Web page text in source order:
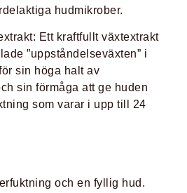
hudmikrober.
: Ett kraftfullt växtextrakt
”uppståndelseväxten” i
sin höga halt av
sin förmåga att ge huden
som varar i upp till 24
och en fyllig hud.